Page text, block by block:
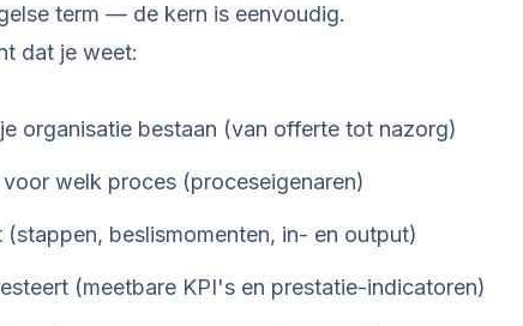
term — de kern is eenvoudig.
dat je weet:
organisatie bestaan (van offerte tot nazorg)
welk proces (proceseigenaren)
beslismomenten, in- en output)
(meetbare KPI's en prestatie-indicatoren)